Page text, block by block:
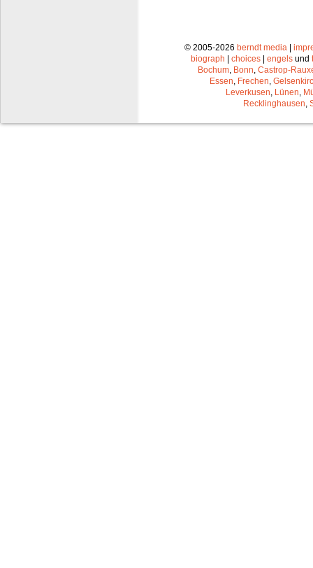
© 2005-2026 berndt media |
biograph | choices | engels und
Bochum Bonn Castrop-
Essen Frechen
Leverkusen Lünen
Recklinghausen